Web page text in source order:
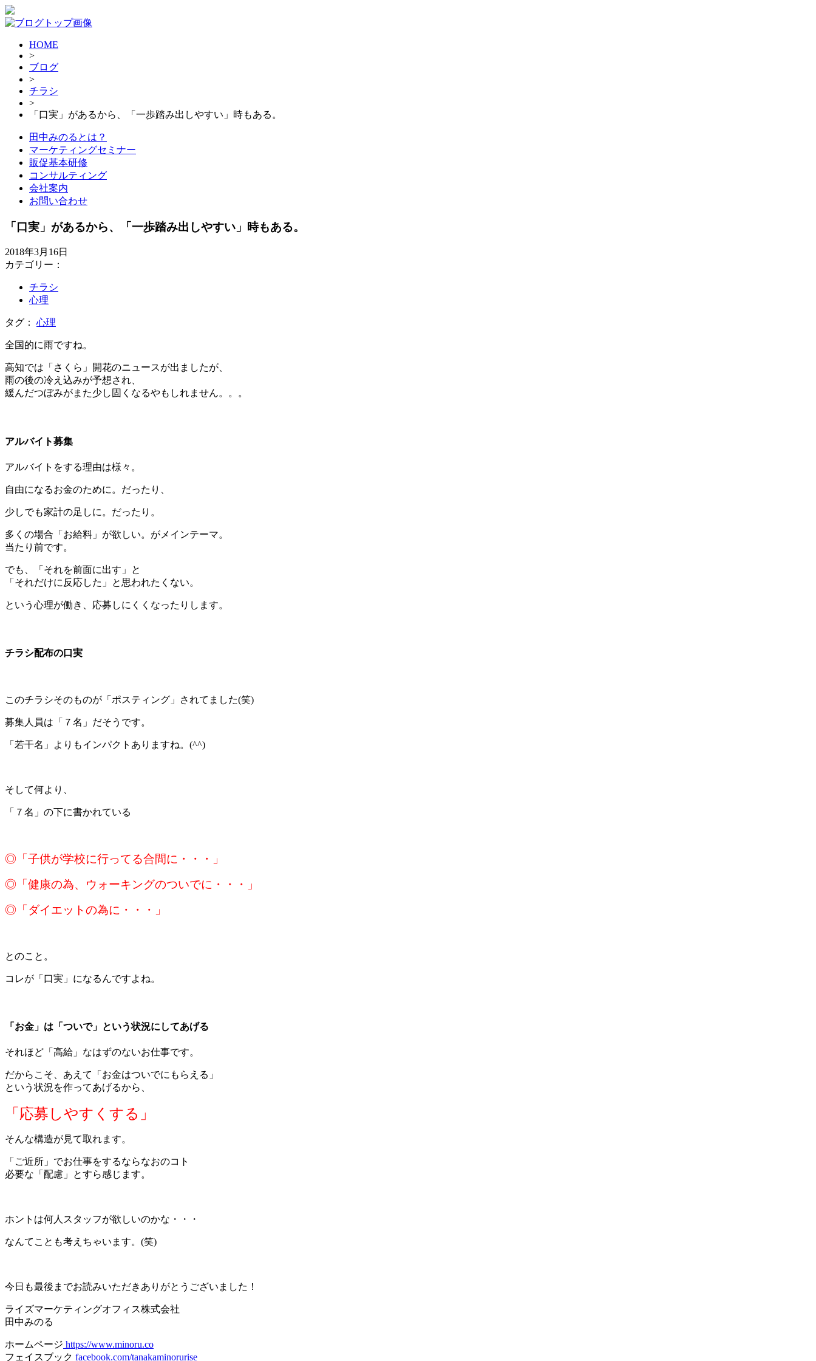
HOME
>
ブログ
>
チラシ
>
「口実」があるから、「一歩踏み出しやすい」時もある。
田中みのるとは？
マーケティングセミナー
販促基本研修
コンサルティング
会社案内
お問い合わせ
「口実」があるから、「一歩踏み出しやすい」時もある。
2018年3月16日
カテゴリー：
チラシ
心理
タグ： 心理
全国的に雨ですね。
高知では「さくら」開花のニュースが出ましたが、
雨の後の冷え込みが予想され、
緩んだつぼみがまた少し固くなるやもしれません。。。
アルバイト募集
アルバイトをする理由は様々。
自由になるお金のために。だったり、
少しでも家計の足しに。だったり。
多くの場合「お給料」が欲しい。がメインテーマ。
当たり前です。
でも、「それを前面に出す」と
「それだけに反応した」と思われたくない。
という心理が働き、応募しにくくなったりします。
チラシ配布の口実
このチラシそのものが「ポスティング」されてました(笑)
募集人員は「７名」だそうです。
「若干名」よりもインパクトありますね。(^^)
そして何より、
「７名」の下に書かれている
◎「子供が学校に行ってる合間に・・・」
◎「健康の為、ウォーキングのついでに・・・」
◎「ダイエットの為に・・・」
とのこと。
コレが「口実」になるんですよね。
「お金」は「ついで」という状況にしてあげる
それほど「高給」なはずのないお仕事です。
だからこそ、あえて「お金はついでにもらえる」
という状況を作ってあげるから、
「応募しやすくする」
そんな構造が見て取れます。
「ご近所」でお仕事をするならなおのコト
必要な「配慮」とすら感じます。
ホントは何人スタッフが欲しいのかな・・・
なんてことも考えちゃいます。(笑)
今日も最後までお読みいただきありがとうございました！
ライズマーケティングオフィス株式会社
田中みのる
ホームページ https://www.minoru.co
フェイスブック facebook.com/tanakaminorurise